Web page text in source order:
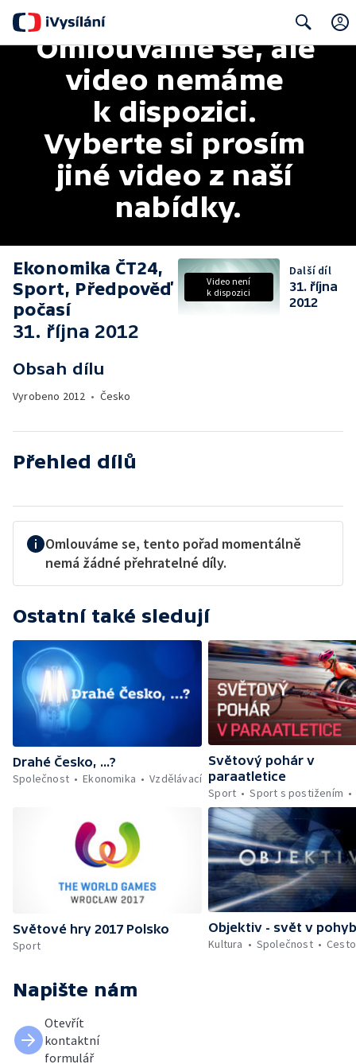
Search
Omlouváme se, ale
video nemáme
k dispozici.
Vyberte si prosím
jiné video z naší
nabídky.
Ekonomika ČT24,
Sport, Předpověď
počasí
31. října 2012
Obsah dílu
Vyrobeno 2012 • Česko
Video není
k dispozici
Další díl
31. října
2012
Přehled dílů
Omlouváme se, tento pořad momentálně
nemá žádné přehratelné díly.
Ostatní také sledují
Drahé Česko, ...?
Společnost
Ekonomika Vzdělávací
Světový pohár v
paraatletice
Sport
Sport s postižením
Světové hry 2017 Polsko
Sport
Objektiv - svět v
Kultura
Společnost
Napište nám
Otevřít
kontaktní
formulář